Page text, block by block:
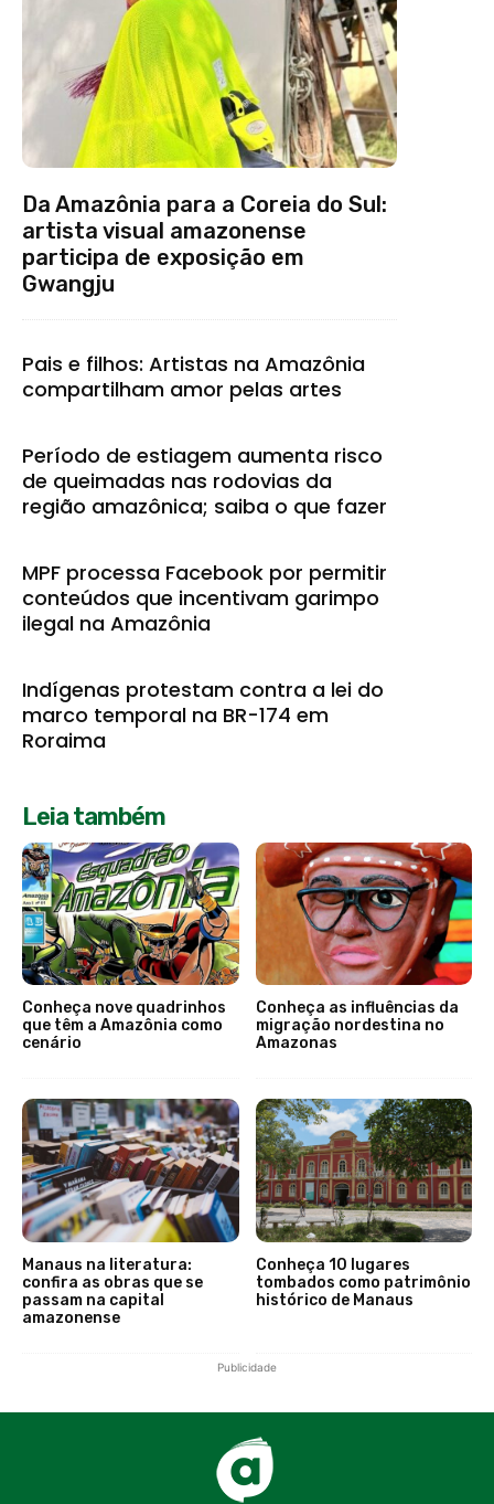
Da Amazônia para a Coreia do Sul:
artista visual amazonense
participa de exposição em
Gwangju
Pais e filhos: Artistas na Amazônia
compartilham amor pelas artes
Período de estiagem aumenta risco
de queimadas nas rodovias da
região amazônica; saiba o que fazer
MPF processa Facebook por permitir
conteúdos que incentivam garimpo
ilegal na Amazônia
Indígenas protestam contra a lei do
marco temporal na BR-174 em
Roraima
Leia também
Conheça nove quadrinhos
que têm a Amazônia como
cenário
Conheça as influências da
migração nordestina no
Amazonas
Manaus na literatura:
confira as obras que se
passam na capital
amazonense
Conheça 10 lugares
tombados como patrimônio
histórico de Manaus
Publicidade